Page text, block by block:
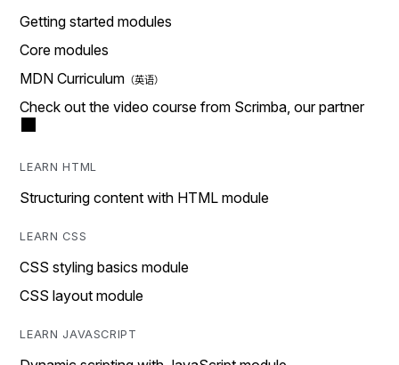
Getting started modules
Core modules
MDN Curriculum
Check out the video course from Scrimba, our partner
LEARN HTML
Structuring content with HTML module
LEARN CSS
CSS styling basics module
CSS layout module
LEARN JAVASCRIPT